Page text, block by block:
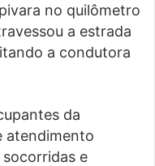
no quilômetro
a estrada
a condutora
da
atendimento
e